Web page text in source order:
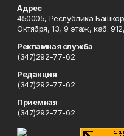
Адрес
450005, Республика
Октября, 13, 9 этаж, каб.
Рекламная служба
(347)292-77-62
Редакция
(347)292-77-62
Приемная
(347)292-77-62